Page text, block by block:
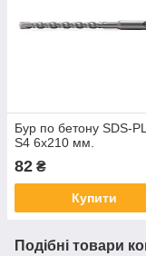
Бур по бетону SDS-
S4 6x210 мм.
82 ₴
Купити
Подібні товари